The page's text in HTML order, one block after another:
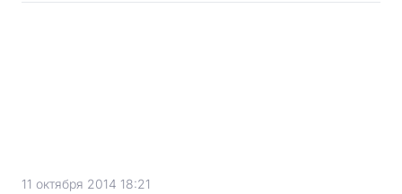
11 октября 2014 18:21